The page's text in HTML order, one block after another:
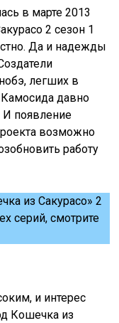
в марте 2013
2 сезон 1
Да и надежды
легших в
давно
И появление
возможно
работу
из Сакурасо» 2
серий, смотрите
и интерес
Кошечка из